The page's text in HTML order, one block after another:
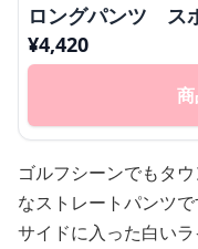
ロングパンツ ス
¥4,420
ゴルフシーンでもタ
なストレートパンツで
サイドに入った白い